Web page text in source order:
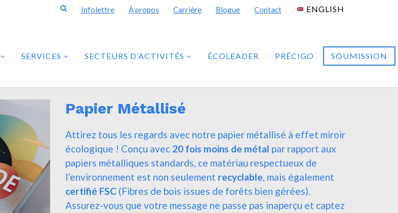
ENGLISH
Contact
Blogue
Carrière
À propos
Infolettre
SERVICES SECTEURS D’ACTIVITÉS ÉCOLEADER PRÉCIGO SOUMISSION
Papier Métallisé
Attirez tous les regards avec notre papier métallisé à effet miroir
écologique ! Conçu avec 20 fois moins de métal par rapport aux
papiers métalliques standards, ce matériau respectueux de
l’environnement est non seulement recyclable, mais également
certifié FSC (Fibres de bois issues de forêts bien gérées).
Assurez-vous que votre message ne passe pas inaperçu et captez